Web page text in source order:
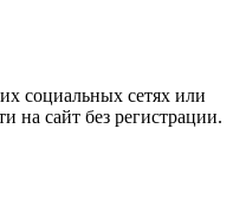
социальных сетях или
на сайт без регистрации.